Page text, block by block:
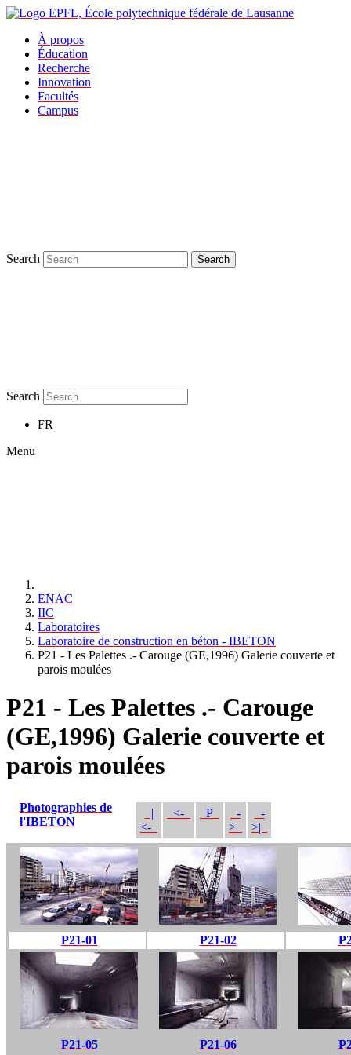
À propos
Éducation
Recherche
Innovation
Facultés
Campus
Search Search
Search
FR
Menu
ENAC
IIC
Laboratoires
Laboratoire de construction en béton - IBETON
P21 - Les Palettes .- Carouge (GE,1996) Galerie couverte et
parois moulées
P21 - Les Palettes .- Carouge
(GE,1996) Galerie couverte et
parois moulées
Photographies de
l'IBETON
|
<-
<- P
-
>
-
>|
P21-01 P21-02
P21-05 P21-06